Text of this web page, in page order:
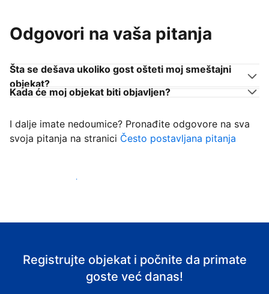
Odgovori na vaša pitanja
Šta se dešava ukoliko gost ošteti moj smeštajni
objekat?
Kada će moj objekat biti objavljen?
I dalje imate nedoumice? Pronađite odgovore na sva
svoja pitanja na stranici Često postavljana pitanja
Počnite da primate goste
Registrujte objekat i počnite da primate
goste već danas!